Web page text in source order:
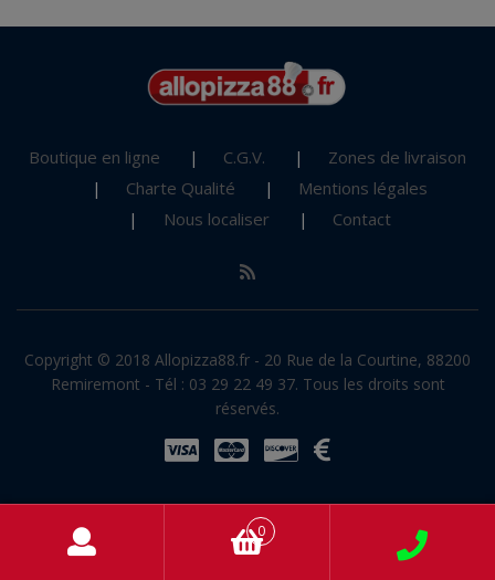
Boutique en ligne C.G.V.
Zones de livraison
Charte Qualité
Mentions légales
Nous localiser
Contact
Copyright © 2018 Allopizza88.fr - 20 Rue de la Courtine, 88200
Remiremont - Tél : 03 29 22 49 37. Tous les droits sont
réservés.
0